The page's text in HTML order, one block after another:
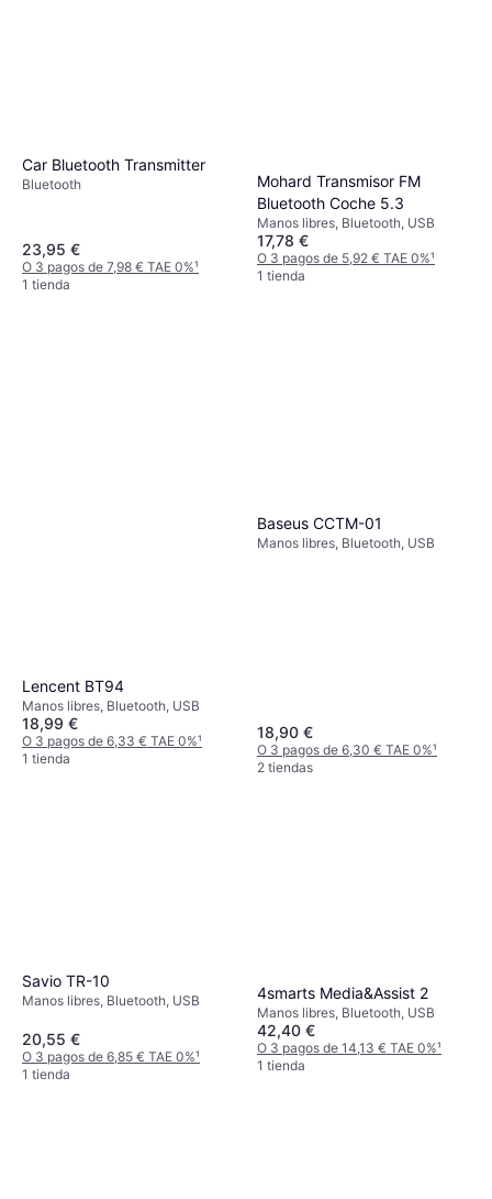
Car Bluetooth Transmitter
Bluetooth
23,95 €
O 3 pagos de 7,98 € TAE 0%¹
1 tienda
Mohard Transmisor FM
Bluetooth Coche 5.3
Manos libres, Bluetooth, USB
17,78 €
O 3 pagos de 5,92 € TAE 0%¹
1 tienda
Lencent BT94
Manos libres, Bluetooth, USB
18,99 €
O 3 pagos de 6,33 € TAE 0%¹
1 tienda
Baseus CCTM-01
Manos libres, Bluetooth, USB
18,90 €
O 3 pagos de 6,30 € TAE 0%¹
2 tiendas
Savio TR-10
Manos libres, Bluetooth, USB
20,55 €
O 3 pagos de 6,85 € TAE 0%¹
1 tienda
4smarts Media&Assist 2
Manos libres, Bluetooth, USB
42,40 €
O 3 pagos de 14,13 € TAE 0%¹
1 tienda